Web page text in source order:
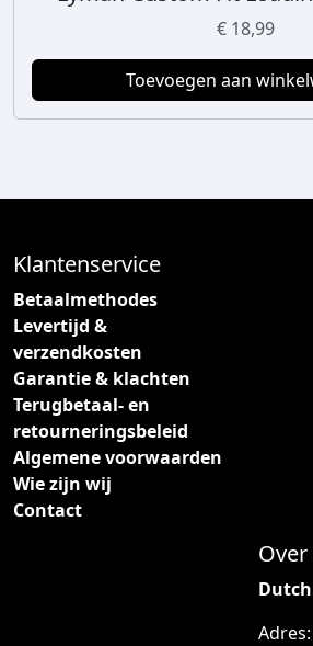
€18,99
Toevoegen aan
Klantenservice
Betaalmethodes
Levertijd &
verzendkosten
Garantie & klachten
Terugbetaal- en
retourneringsbeleid
Algemene voorwaarden
Wie zijn wij
Contact
Dutch